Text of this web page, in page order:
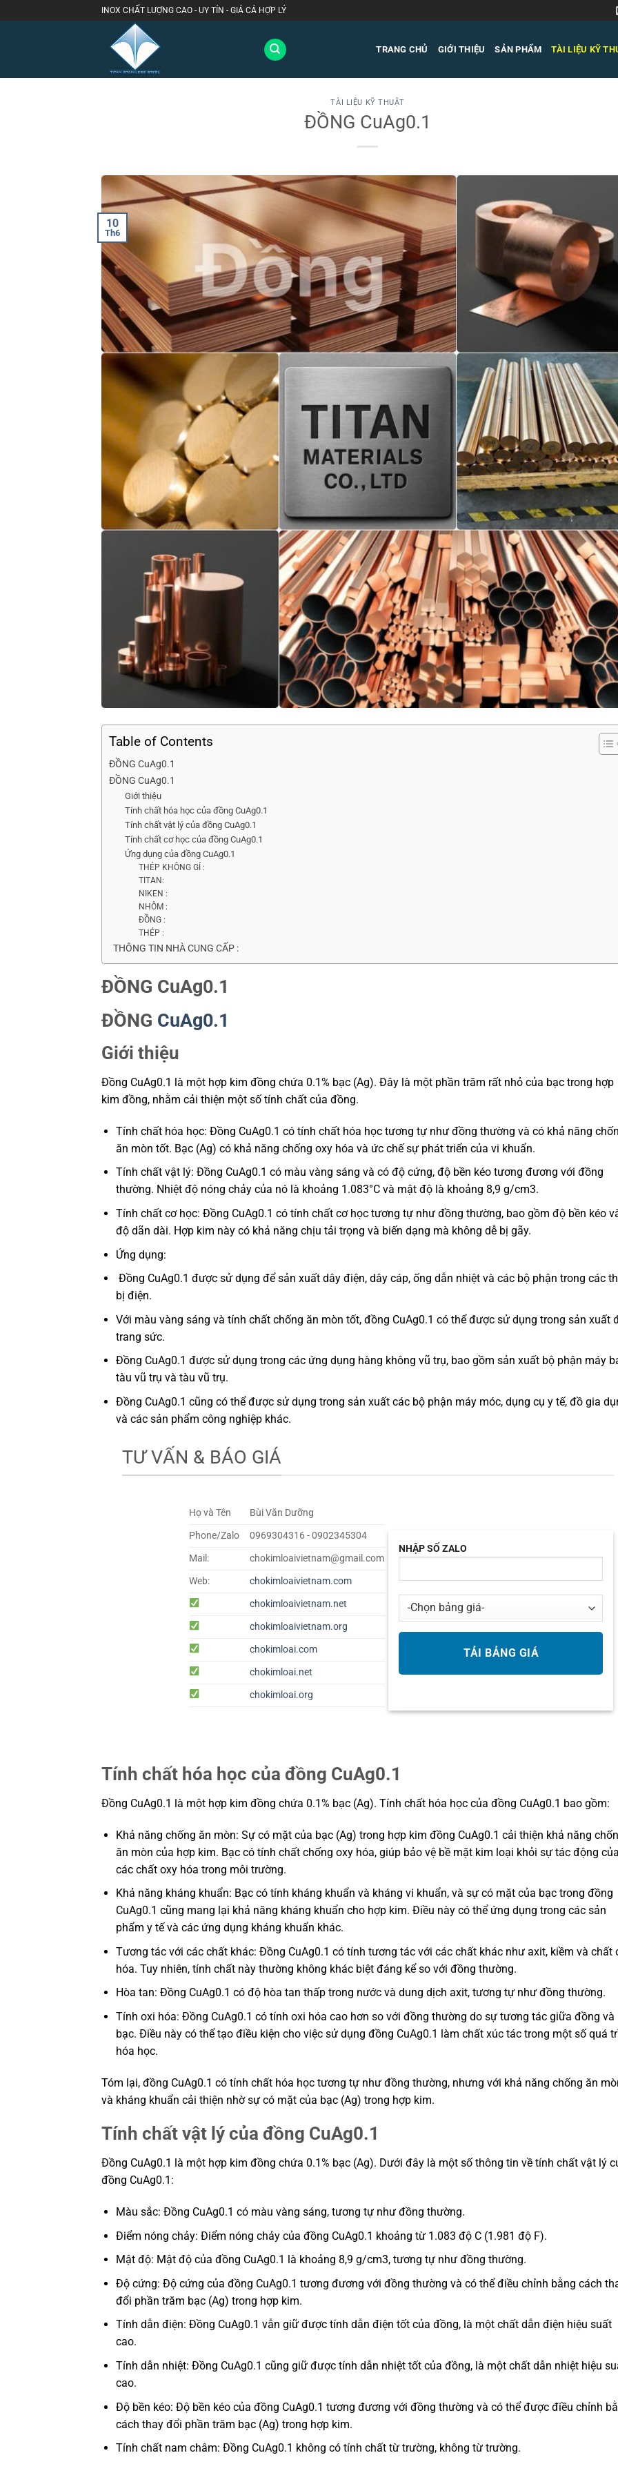
qua
INOX CHẤT LƯỢNG CAO - UY TÍN - GIÁ CẢ HỢP LÝ
TRANG CHỦ GIỚI THIỆU SẢN PHẨM TÀI LIỆU KỸ
TÀI LIỆU KỸ THUẬT
ĐỒNG CuAg0.1
10
Th6
Table of Contents
ĐỒNG CuAg0.1
ĐỒNG CuAg0.1
Giới thiệu
Tính chất hóa học của đồng CuAg0.1
Tính chất vật lý của đồng CuAg0.1
Tính chất cơ học của đồng CuAg0.1
Ứng dụng của đồng CuAg0.1
THÉP KHÔNG GỈ :
TITAN:
NIKEN :
NHÔM :
ĐỒNG :
THÉP :
THÔNG TIN NHÀ CUNG CẤP :
ĐỒNG CuAg0.1
ĐỒNG CuAg0.1
Giới thiệu
Đồng CuAg0.1 là một hợp kim đồng chứa 0.1% bạc (Ag). Đây là một phần trăm rất nhỏ của bạc trong hợp
kim đồng, nhằm cải thiện một số tính chất của đồng.
Tính chất hóa học: Đồng CuAg0.1 có tính chất hóa học tương tự như đồng thường và có khả năng
ăn mòn tốt. Bạc (Ag) có khả năng chống oxy hóa và ức chế sự phát triển của vi khuẩn.
Tính chất vật lý: Đồng CuAg0.1 có màu vàng sáng và có độ cứng, độ bền kéo tương đương với đồng
thường. Nhiệt độ nóng chảy của nó là khoảng 1.083°C và mật độ là khoảng 8,9 g/cm3.
Tính chất cơ học: Đồng CuAg0.1 có tính chất cơ học tương tự như đồng thường, bao gồm độ bền kéo
độ dãn dài. Hợp kim này có khả năng chịu tải trọng và biến dạng mà không dễ bị gãy.
Ứng dụng:
Đồng CuAg0.1 được sử dụng để sản xuất dây điện, dây cáp, ống dẫn nhiệt và các bộ phận trong các
bị điện.
Với màu vàng sáng và tính chất chống ăn mòn tốt, đồng CuAg0.1 có thể được sử dụng trong sản xuất
trang sức.
Đồng CuAg0.1 được sử dụng trong các ứng dụng hàng không vũ trụ, bao gồm sản xuất bộ phận máy
tàu vũ trụ và tàu vũ trụ.
Đồng CuAg0.1 cũng có thể được sử dụng trong sản xuất các bộ phận máy móc, dụng cụ y tế, đồ gia
và các sản phẩm công nghiệp khác.
TƯ VẤN & BÁO GIÁ
Họ và Tên
Bùi Văn Dưỡng
Phone/Zalo
0969304316 - 0902345304
Mail:
chokimloaivietnam@gmail.com
Web:
chokimloaivietnam.com
chokimloaivietnam.net
chokimloaivietnam.org
chokimloai.com
chokimloai.net
chokimloai.org
NHẬP SỐ ZALO
Tính chất hóa học của đồng CuAg0.1
Đồng CuAg0.1 là một hợp kim đồng chứa 0.1% bạc (Ag). Tính chất hóa học của đồng CuAg0.1 bao gồm:
Khả năng chống ăn mòn: Sự có mặt của bạc (Ag) trong hợp kim đồng CuAg0.1 cải thiện khả năng
ăn mòn của hợp kim. Bạc có tính chất chống oxy hóa, giúp bảo vệ bề mặt kim loại khỏi sự tác động
các chất oxy hóa trong môi trường.
Khả năng kháng khuẩn: Bạc có tính kháng khuẩn và kháng vi khuẩn, và sự có mặt của bạc trong đồng
CuAg0.1 cũng mang lại khả năng kháng khuẩn cho hợp kim. Điều này có thể ứng dụng trong các sản
phẩm y tế và các ứng dụng kháng khuẩn khác.
Tương tác với các chất khác: Đồng CuAg0.1 có tính tương tác với các chất khác như axit, kiềm và chất
hóa. Tuy nhiên, tính chất này thường không khác biệt đáng kể so với đồng thường.
Hòa tan: Đồng CuAg0.1 có độ hòa tan thấp trong nước và dung dịch axit, tương tự như đồng thường.
Tính oxi hóa: Đồng CuAg0.1 có tính oxi hóa cao hơn so với đồng thường do sự tương tác giữa đồng và
bạc. Điều này có thể tạo điều kiện cho việc sử dụng đồng CuAg0.1 làm chất xúc tác trong một số quá
hóa học.
Tóm lại, đồng CuAg0.1 có tính chất hóa học tương tự như đồng thường, nhưng với khả năng chống ăn
và kháng khuẩn cải thiện nhờ sự có mặt của bạc (Ag) trong hợp kim.
Tính chất vật lý của đồng CuAg0.1
Đồng CuAg0.1 là một hợp kim đồng chứa 0.1% bạc (Ag). Dưới đây là một số thông tin về tính chất vật lý
đồng CuAg0.1:
Màu sắc: Đồng CuAg0.1 có màu vàng sáng, tương tự như đồng thường.
Điểm nóng chảy: Điểm nóng chảy của đồng CuAg0.1 khoảng từ 1.083 độ C (1.981 độ F).
Mật độ: Mật độ của đồng CuAg0.1 là khoảng 8,9 g/cm3, tương tự như đồng thường.
Độ cứng: Độ cứng của đồng CuAg0.1 tương đương với đồng thường và có thể điều chỉnh bằng cách
đổi phần trăm bạc (Ag) trong hợp kim.
Tính dẫn điện: Đồng CuAg0.1 vẫn giữ được tính dẫn điện tốt của đồng, là một chất dẫn điện hiệu suất
cao.
Tính dẫn nhiệt: Đồng CuAg0.1 cũng giữ được tính dẫn nhiệt tốt của đồng, là một chất dẫn nhiệt hiệu
cao.
Độ bền kéo: Độ bền kéo của đồng CuAg0.1 tương đương với đồng thường và có thể được điều chỉnh
cách thay đổi phần trăm bạc (Ag) trong hợp kim.
Tính chất nam châm: Đồng CuAg0.1 không có tính chất từ trường, không từ trường.